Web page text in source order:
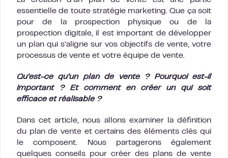
essentielle de toute stratégie marketing. Que ça soit
pour de la prospection physique ou de la
prospection digitale, il est important de développer
un plan qui s’aligne sur vos objectifs de vente, votre
processus de vente et votre équipe de vente.
Qu’est-ce qu’un plan de vente ? Pourquoi est-il
important ? Et comment en créer un qui soit
efficace et réalisable ?
Dans cet article, nous allons examiner la définition
du plan de vente et certains des éléments clés qui
le composent. Nous partagerons également
quelques conseils pour créer des plans de vente